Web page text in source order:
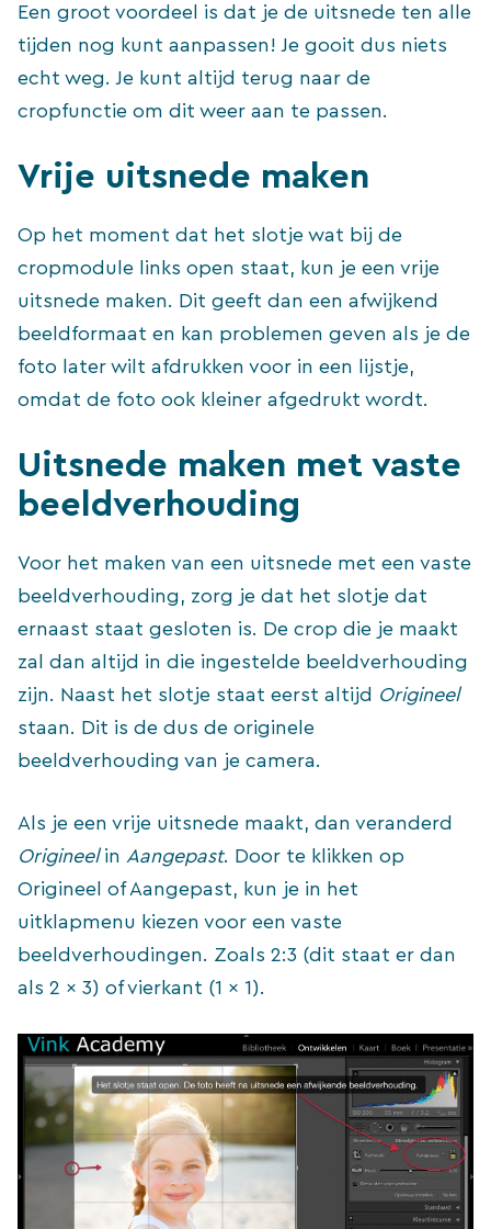
Een groot voordeel is dat je de uitsnede ten alle
tijden nog kunt aanpassen! Je gooit dus niets
echt weg. Je kunt altijd terug naar de
cropfunctie om dit weer aan te passen.
Vrije uitsnede maken
Op het moment dat het slotje wat bij de
cropmodule links open staat, kun je een vrije
uitsnede maken. Dit geeft dan een afwijkend
beeldformaat en kan problemen geven als je de
foto later wilt afdrukken voor in een lijstje,
omdat de foto ook kleiner afgedrukt wordt.
Uitsnede maken met vaste
beeldverhouding
Voor het maken van een uitsnede met een vaste
beeldverhouding, zorg je dat het slotje dat
ernaast staat gesloten is. De crop die je maakt
zal dan altijd in die ingestelde beeldverhouding
zijn. Naast het slotje staat eerst altijd Origineel
staan. Dit is de dus de originele
beeldverhouding van je camera.
Als je een vrije uitsnede maakt, dan veranderd
Origineelin Aangepast. Door te klikken op
Origineel of Aangepast, kun je in het
uitklapmenu kiezen voor een vaste
beeldverhoudingen. Zoals 2:3 (dit staat er dan
als 2 x 3) of vierkant (1 x 1).